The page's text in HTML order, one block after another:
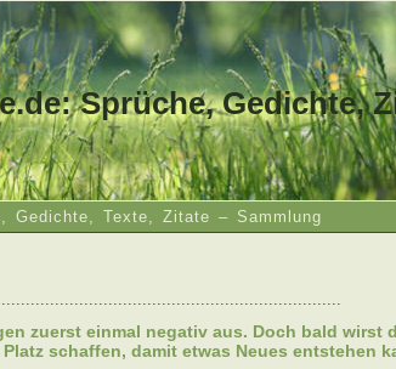
Sprüche, Gedichte,
Gedichte, Texte, Zitate – Sammlung
zuerst einmal negativ aus. Doch bald wirst
schaffen, damit etwas Neues entstehen